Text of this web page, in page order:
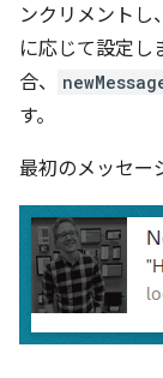
ンクリメントし
に応じて設定し
合、
す。
最初のメッセー